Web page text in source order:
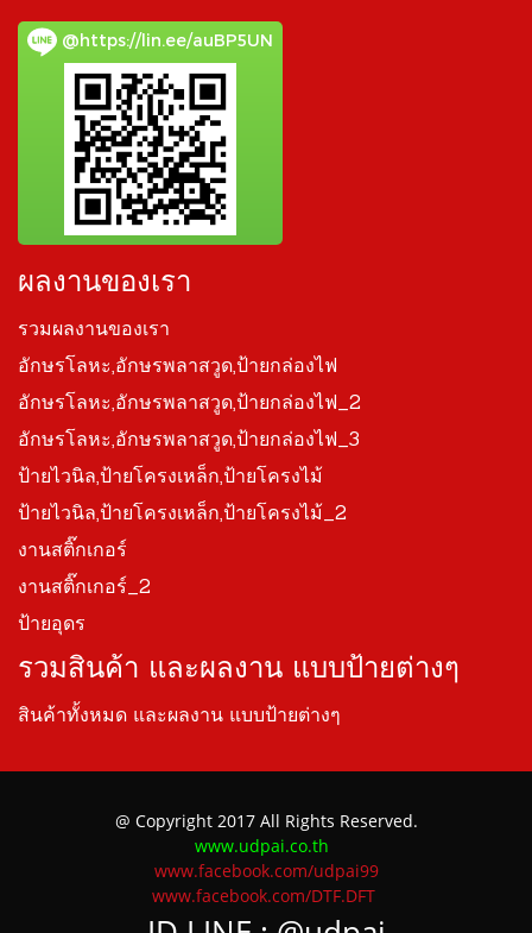
@https://lin.ee/auBP5UN
ผลงานของเรา
รวมผลงานของเรา
อักษรโลหะ,อักษรพลาสวูด,ป้ายกล่องไฟ
อักษรโลหะ,อักษรพลาสวูด,ป้ายกล่องไฟ_2
อักษรโลหะ,อักษรพลาสวูด,ป้ายกล่องไฟ_3
ป้ายไวนิล,ป้ายโครงเหล็ก,ป้ายโครงไม้
ป้ายไวนิล,ป้ายโครงเหล็ก,ป้ายโครงไม้_2
งานสติ๊กเกอร์
งานสติ๊กเกอร์_2
ป้ายอุดร
รวมสินค้า และผลงาน แบบป้ายต่างๆ
สินค้าทั้งหมด และผลงาน แบบป้ายต่างๆ
@ Copyright 2017 All Rights Reserved.
www.udpai.co.th
www.facebook.com/udpai99
www.facebook.com/DTF.DFT